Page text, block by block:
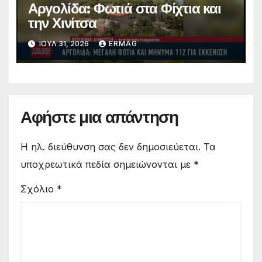
Αργολίδα: Φωτιά στα Φίχτια και
την Χινίτσα
ΙΟΎΛ 31, 2026 ERMAG
Αφήστε μια απάντηση
Η ηλ. διεύθυνση σας δεν δημοσιεύεται. Τα
υποχρεωτικά πεδία σημειώνονται με *
Σχόλιο *